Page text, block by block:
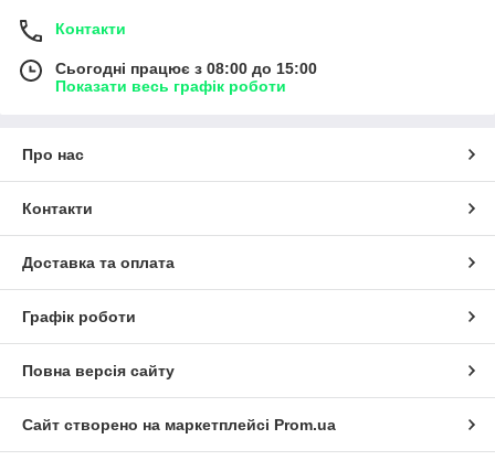
Контакти
Сьогодні працює з 08:00 до 15:00
Показати весь графік роботи
Про нас
Контакти
Доставка та оплата
Графік роботи
Повна версія сайту
Сайт створено на маркетплейсі Prom.ua